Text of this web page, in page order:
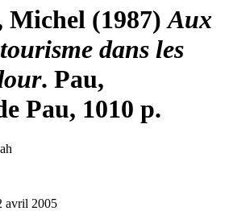
Michel (1987)Aux
dans les
. Pau,
Pau, 1010 p.
avril 2005